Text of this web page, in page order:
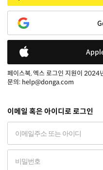
페이스북, 엑스 로그인 지원이 2024
문의: help@donga.com
이메일 혹은 아이디로 로그인